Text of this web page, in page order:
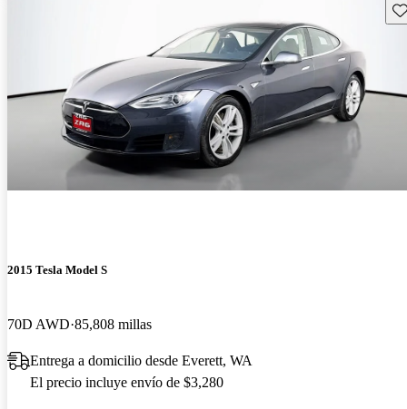
2015 Tesla Model S
70D AWD 85,808 millas
Entrega a domicilio desde Everett, WA
El precio incluye envío de $3,280